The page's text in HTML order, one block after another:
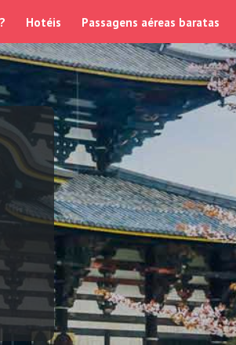
Hotéis Passagens aéreas baratas